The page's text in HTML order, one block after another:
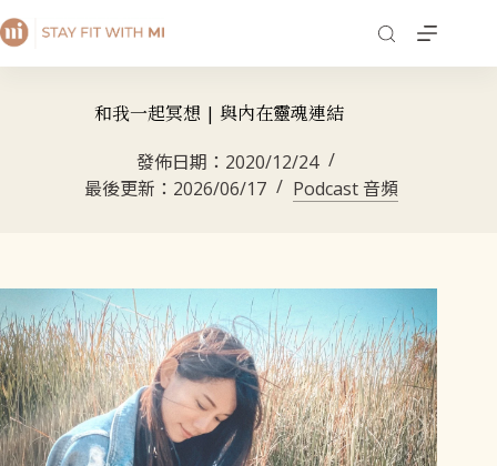
和我一起冥想 | 與內在靈魂連結
發佈日期： 2020/12/24
最後更新： 2026/06/17 Podcast 音頻